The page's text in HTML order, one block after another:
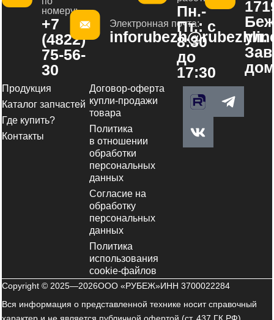
номеру:
+7
(4822)
75-56-
30
Электронная почта:
Пн.-
Пт.: с
8:30
до
17:30
ул.
Продукция
Каталог запчастей
Где купить?
Контакты
Договор-оферта
купли-продажи
товара
Политика
в отношении
обработки
персональных
данных
Согласие на
обработку
персональных
данных
Политика
использования
cookie-файлов
T
e
n
e
V
k
Copyright © 2025—2026ООО «РУБЕЖ»ИНН 3700022284
Вся информация о представленной технике носит справочный